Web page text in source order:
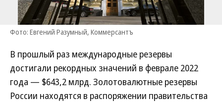
Фото: Евгений Разумный, Коммерсантъ
В прошлый раз международные резервы
достигали рекордных значений в феврале 2022
года — $643,2 млрд. Золотовалютные резервы
России находятся в распоряжении правительства